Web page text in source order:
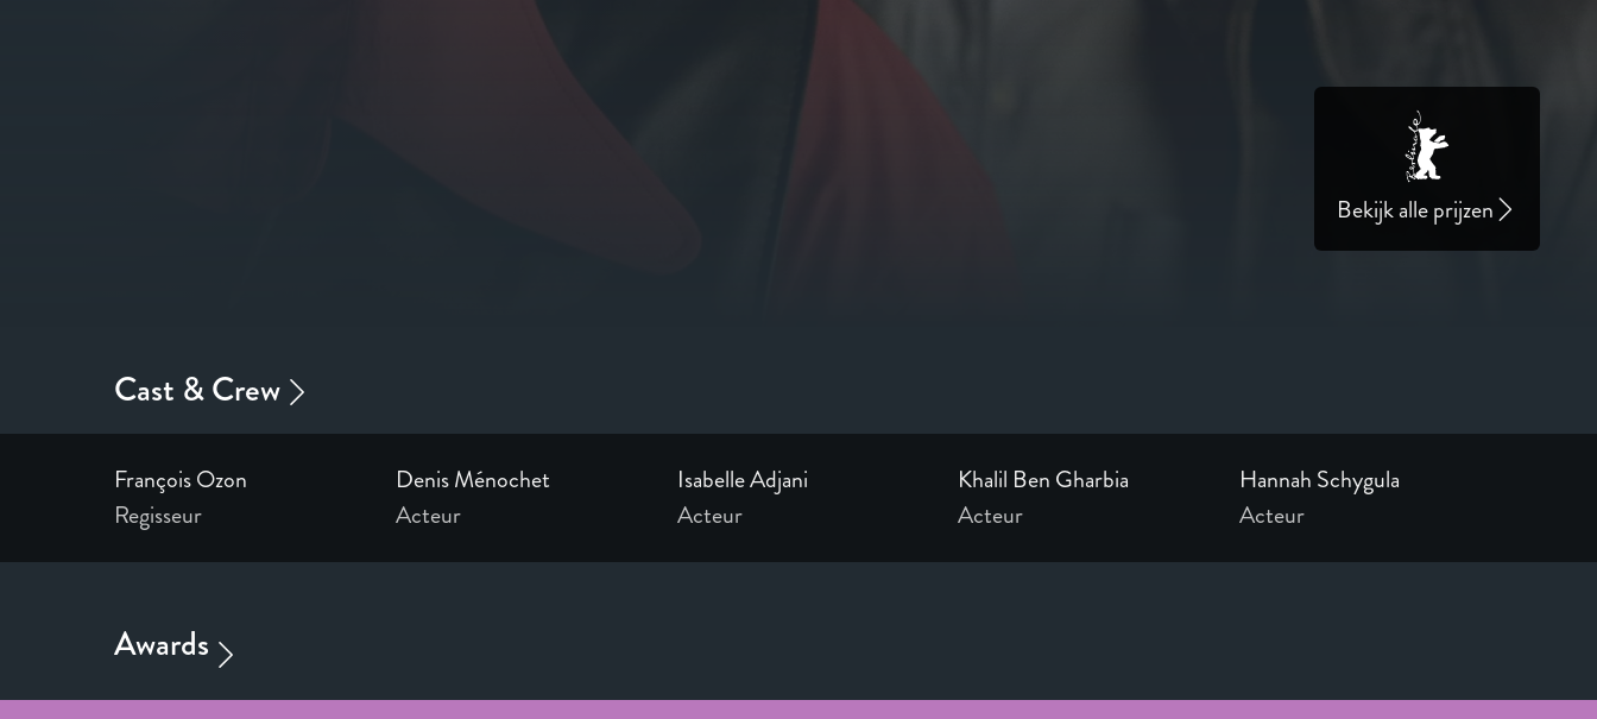
Bekijk alle prijzen
François Ozon
Regisseur
Denis Ménochet
Acteur
Isabelle Adjani
Acteur
Khalil Ben Gharbia
Acteur
Hannah Schygula
Acteur